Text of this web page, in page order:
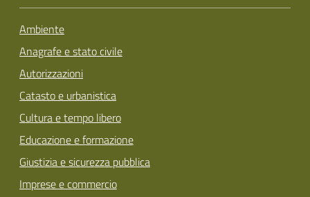
Ambiente
Anagrafe e stato civile
Autorizzazioni
Catasto e urbanistica
Cultura e tempo libero
Educazione e formazione
Giustizia e sicurezza pubblica
Imprese e commercio